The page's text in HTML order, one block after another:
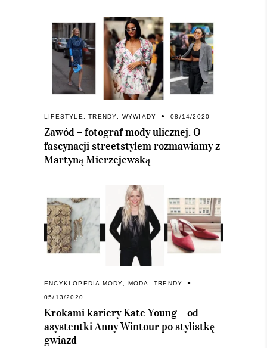
LIFESTYLE ,TRENDY WYWIADY 08/14/2020
Zawód – fotograf mody ulicznej. O
fascynacji streetstylem rozmawiamy z
Martyną Mierzejewską
ENCYKLOPEDIA MODY, MODA ,TRENDY
05/13/2020
Krokami kariery Kate Young – od
asystentki Anny Wintour po stylistkę
gwiazd